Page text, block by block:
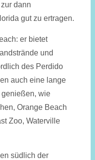
dann
gut zu ertragen.
er bietet
und
des Perdido
auch eine lange
genießen, wie
Orange Beach
Zoo, Waterville
südlich der